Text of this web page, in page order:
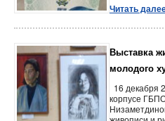
Читать
Выставка
молодого
16 декабря
корпусе